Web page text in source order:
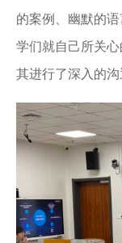
的案例、幽默的
学们就自己所关
其进行了深入的沟